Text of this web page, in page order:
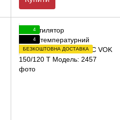
4
4
БЕЗКОШТОВНА ДОСТАВКА